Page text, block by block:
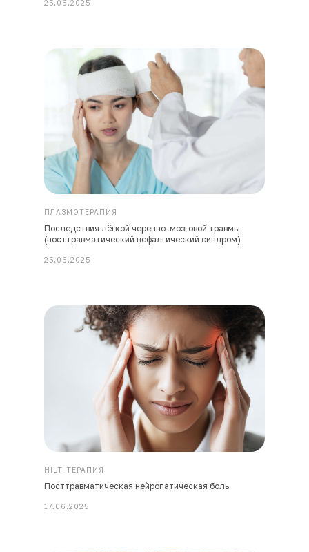
25.06.2025
ПЛАЗМОТЕРАПИЯ
Последствия лёгкой черепно-мозговой травмы
(посттравматический цефалгический синдром)
25.06.2025
HILT-ТЕРАПИЯ
Посттравматическая нейропатическая боль
17.06.2025